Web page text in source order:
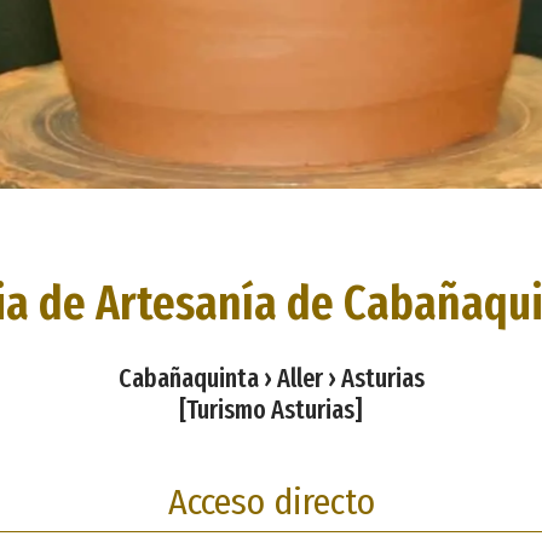
de Artesanía de
Cabañaquinta › Aller › Asturias
[Turismo Asturias]
Acceso directo